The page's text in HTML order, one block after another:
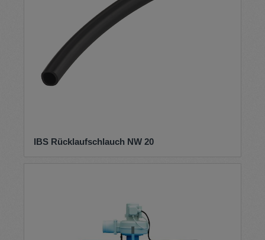
IBS Rücklaufschlauch NW 20